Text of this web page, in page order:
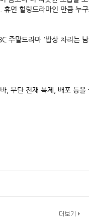
먼 힐링드라마인 만큼 누
주말드라마 '밥상 차리는
, 무단 전재 복제, 배포 등을